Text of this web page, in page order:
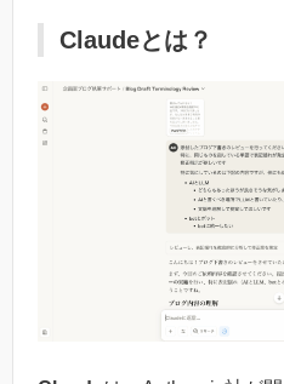
Claudeとは？